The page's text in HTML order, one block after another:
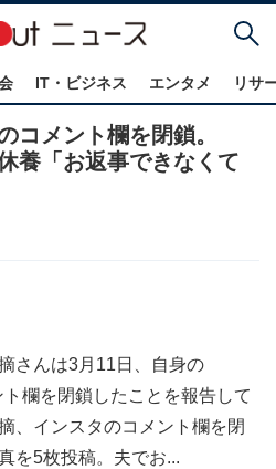
IT・ビジネス エンタメ リサ
コメント欄を閉鎖。
養「お返事できなくて
さんは3月11日、自身の
欄を閉鎖したことを報告して
、インスタのコメント欄を閉
を5枚投稿。夫でお...